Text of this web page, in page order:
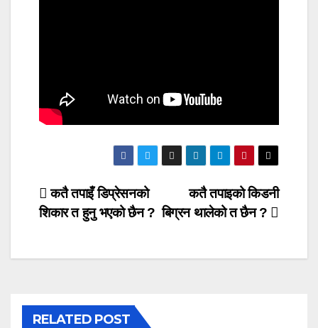
Post
navigation
कतै तपाइको किडनी
बिग्रन थालेको त छैन ?
कतै तपाइँ डिप्रेसनको
शिकार त हुनु भएको छैन ?
RELATED POST